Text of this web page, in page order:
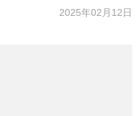
2025年02月12日